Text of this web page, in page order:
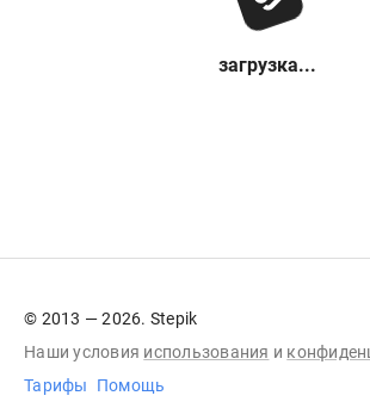
загрузка...
© 2013 — 2026. Stepik
Наши условия использования и
Тарифы
Помощь